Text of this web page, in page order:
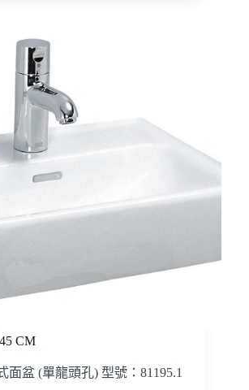
CM
面盆 (單龍頭孔) 型號：81195.1